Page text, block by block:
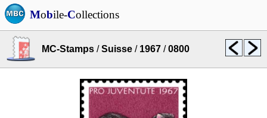
Mobile-Collections
MC-Stamps /Suisse / 1967 /0800